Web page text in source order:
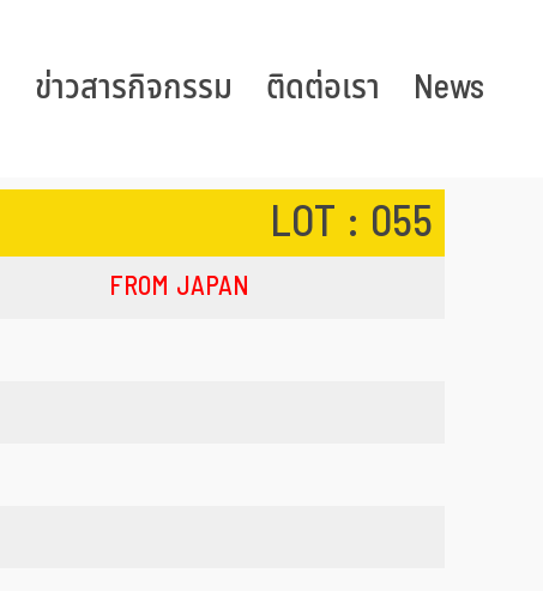
ข่าวสารกิจกรรม ติดต่อเรา News
LOT : 055
FROM JAPAN